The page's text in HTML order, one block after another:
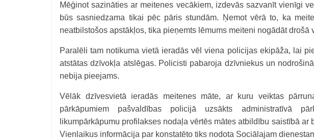
Mēģinot sazināties ar meitenes vecākiem, izdevās sazvanīt vienīgi
būs sasniedzama tikai pēc pāris stundām. Ņemot vērā to, ka
neatbilstošos apstākļos, tika pieņemts lēmums meiteni nogādāt drošā
Paralēli tam notikuma vietā ieradās vēl viena policijas ekipāža, lai
atstātas dzīvokļa atslēgas. Policisti pabaroja dzīvniekus un
nebija pieejams.
Vēlāk dzīvesvietā ieradās meitenes māte, ar kuru veiktas
pārkāpumiem pašvaldības policijā uzsākts administratīvā
likumpārkāpumu profilakses nodaļa vērtēs mātes atbildību saistībā
Vienlaikus informācija par konstatēto tiks nodota Sociālajam